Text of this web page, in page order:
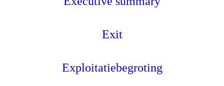
Exit
Exploitatiebegroting